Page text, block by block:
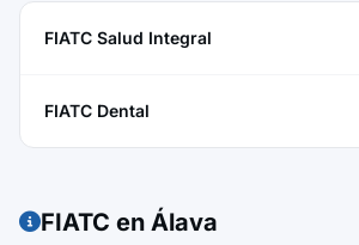
FIATC Salud Integral
FIATC Dental
FIATC en Álava